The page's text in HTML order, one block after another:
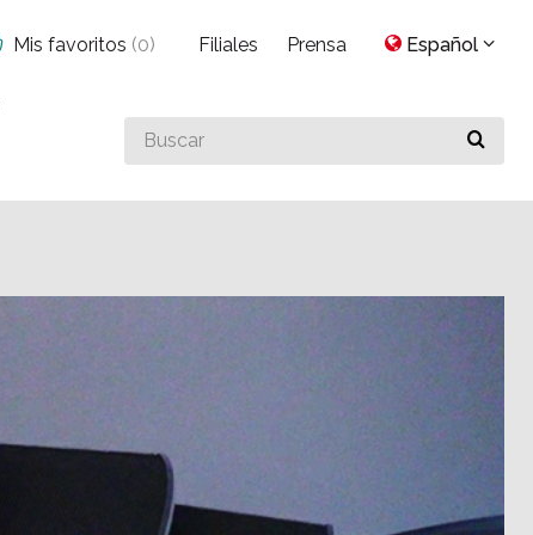
Buscar
algo
Mis favoritos (0) Filiales Prensa Español